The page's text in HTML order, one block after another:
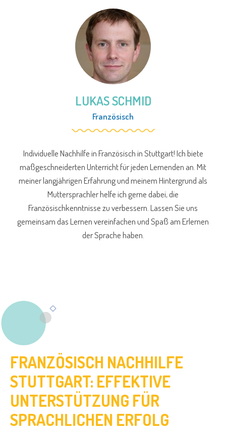
LUKAS SCHMID
Französisch
Individuelle Nachhilfe in Französisch in Stuttgart! Ich biete
maßgeschneiderten Unterricht für jeden Lernenden an. Mit
meiner langjährigen Erfahrung und meinem Hintergrund als
Muttersprachler helfe ich gerne dabei, die
Französischkenntnisse zu verbessern. Lassen Sie uns
gemeinsam das Lernen vereinfachen und Spaß am Erlernen
der Sprache haben.
FRANZÖSISCH NACHHILFE
STUTTGART: EFFEKTIVE
UNTERSTÜTZUNG FÜR
SPRACHLICHEN ERFOLG